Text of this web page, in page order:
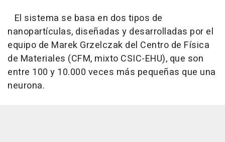
El sistema se basa en dos tipos de
nanopartículas, diseñadas y desarrolladas por el
equipo de Marek Grzelczak del Centro de Física
de Materiales (CFM, mixto CSIC-EHU), que son
entre 100 y 10.000 veces más pequeñas que una
neurona.